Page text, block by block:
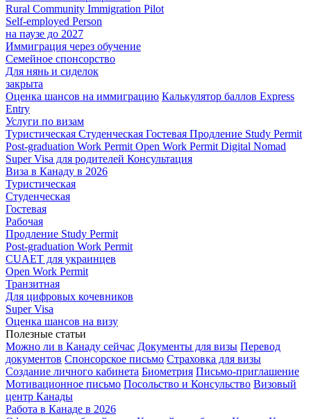
Rural Community Immigration Pilot
Self-employed Person
на паузе до 2027
Иммиграция через обучение
Семейное спонсорство
Для нянь и сиделок
закрыта
Оценка шансов на иммиграцию Калькулятор баллов Express
Entry
Услуги по визам
Туристическая Студенческая Гостевая Продление Study Permit
Post-graduation Work Permit Open Work Permit Digital Nomad
Super Visa для родителей Консультация
Виза в Канаду в 2026
Туристическая
Студенческая
Гостевая
Рабочая
Продление Study Permit
Post-graduation Work Permit
CUAET для украинцев
Open Work Permit
Транзитная
Для цифровых кочевников
Super Visa
Оценка шансов на визу
Полезные статьи
Можно ли в Канаду сейчас Документы для визы Перевод
документов Спонсорское письмо Страховка для визы
Создание личного кабинета Биометрия Письмо-приглашение
Мотивационное письмо Посольство и Консульство Визовый
центр Канады
Работа в Канаде в 2026